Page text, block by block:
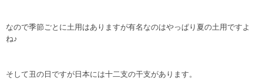
なので季節ごとに土用はありますが有名なのはやっぱり夏の土用ですよ
ね♪
そして丑の日ですが日本には十二支の干支があります。